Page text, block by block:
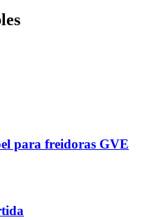
para freidoras GVE